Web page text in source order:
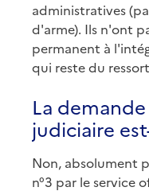
administratives
d'arme). Ils n'ont
permanent à
qui reste du
La
judiciaire
Non, absolument
n°3 par le service